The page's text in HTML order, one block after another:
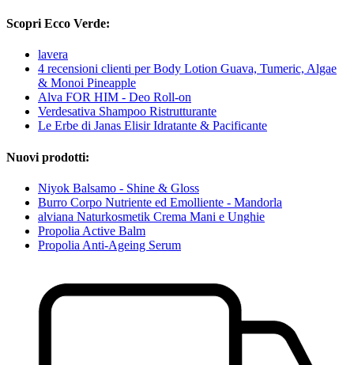
Scopri Ecco Verde:
lavera
4 recensioni clienti per Body Lotion Guava, Tumeric, Algae
& Monoi Pineapple
Alva FOR HIM - Deo Roll-on
Verdesativa Shampoo Ristrutturante
Le Erbe di Janas Elisir Idratante & Pacificante
Nuovi prodotti:
Niyok Balsamo - Shine & Gloss
Burro Corpo Nutriente ed Emolliente - Mandorla
alviana Naturkosmetik Crema Mani e Unghie
Propolia Active Balm
Propolia Anti-Ageing Serum